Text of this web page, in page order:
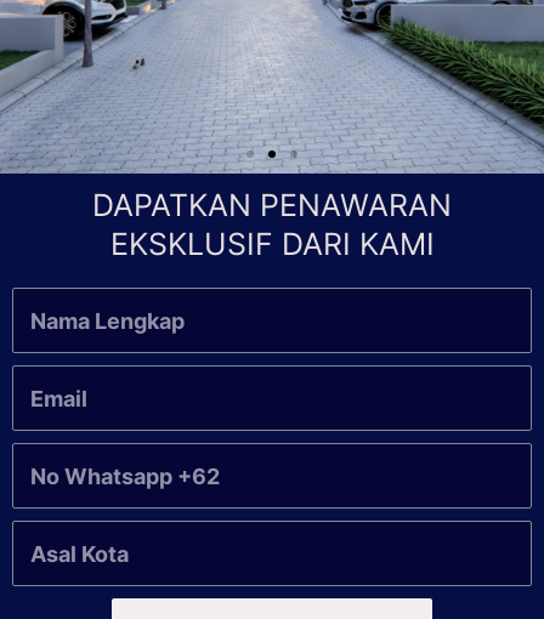
DAPATKAN PENAWARAN
EKSKLUSIF DARI KAMI